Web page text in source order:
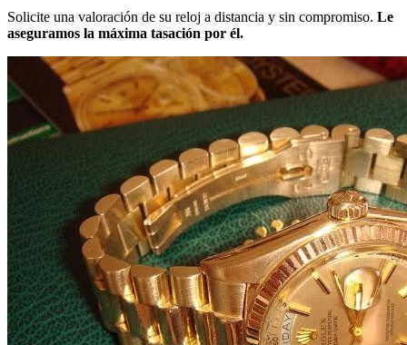
Solicite una valoración de su reloj a distancia y sin compromiso. Le
aseguramos la máxima tasación por él.